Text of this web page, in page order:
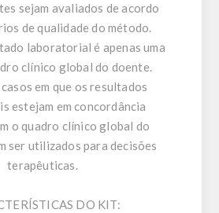
sejam avaliados de acordo
de qualidade do método.
laboratorial é apenas uma
clínico global do doente.
em que os resultados
estejam em concordância
o quadro clínico global do
ser utilizados para decisões
terapêuticas.
DO KIT: